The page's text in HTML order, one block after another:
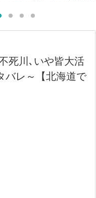
売ってます】
死川､いや皆大活
バレ～【北海道で